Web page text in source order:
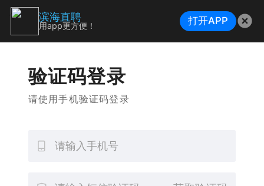
验证码登录
请使用手机验证码登录
滨海直聘
用app更方便！ 打开APP